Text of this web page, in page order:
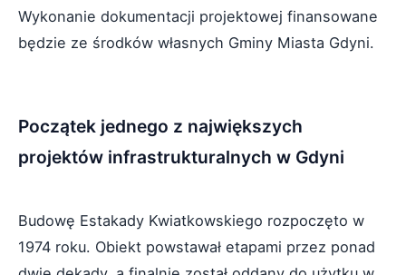
Wykonanie dokumentacji projektowej finansowane
będzie ze środków własnych Gminy Miasta Gdyni.
Początek jednego z największych
projektów infrastrukturalnych w Gdyni
Budowę Estakady Kwiatkowskiego rozpoczęto w
1974 roku. Obiekt powstawał etapami przez ponad